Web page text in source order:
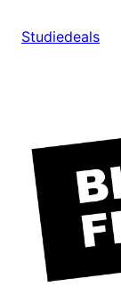
Studiedeals